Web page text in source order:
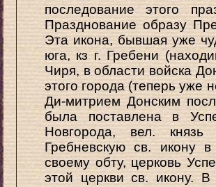
последование этого
Празднование образу
Эта икона, бывшая уже
юга, кз г. Гребени
Чиря, в области войска
этого города (теперь уже
Ди-митрием Донским
была поставлена в
Новгорода, вел.
Гребневскую св. икону
своему обту, церковь
этой церкви св. икону.